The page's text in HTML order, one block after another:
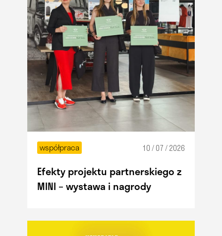
współpraca 10 / 07 / 2026
Efekty projektu partnerskiego z
MINI – wystawa i nagrody